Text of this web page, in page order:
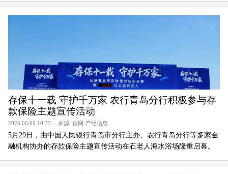
存保十一载 守护千万家 农行青岛分行积极参与存
款保险主题宣传活动
2026 06/09 10:33 -- 来源: 信网-产经信息
5月29日，由中国人民银行青岛市分行主办、农行青岛分行等多家金
融机构协办的存款保险主题宣传活动在石老人海水浴场隆重启幕。